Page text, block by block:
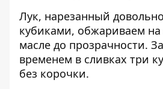
Лук, нарезанный
кубиками, обжариваем
масле до прозрачности.
временем в сливках три
без корочки.